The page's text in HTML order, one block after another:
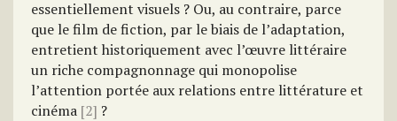
essentiellement visuels ? Ou, au contraire, parce
que le film de fiction, par le biais de l’adaptation,
entretient historiquement avec l’œuvre littéraire
un riche compagnonnage qui monopolise
l’attention portée aux relations entre littérature et
cinéma [2] ?